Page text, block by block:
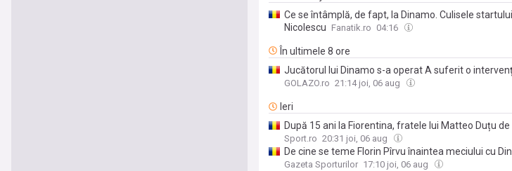
Ce se întâmplă, de fapt, la Dinamo. Culisele
Nicolescu Fanatik.ro 04:16
În ultimele 8 ore
Jucătorul lui Dinamo s-a operat A suferit o
dar totul s-a anulat acum! Cât va absenta
GOLAZO.ro 21:14 joi, 06 aug
Ieri
După 15 ani la Fiorentina, fratele lui Matteo Duțu
Sport.ro 20:31 joi, 06 aug
De cine se teme Florin Pîrvu înaintea meciului cu
Gazeta Sporturilor 17:10 joi, 06 aug